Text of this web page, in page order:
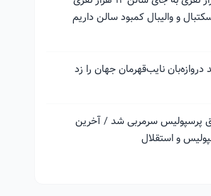
و والیبال کمبود سالن داریم
دروازه‌بان نایب‌قهرمان جهان را زد
پرسپولیس سرمربی شد / آخرین
و استقلال